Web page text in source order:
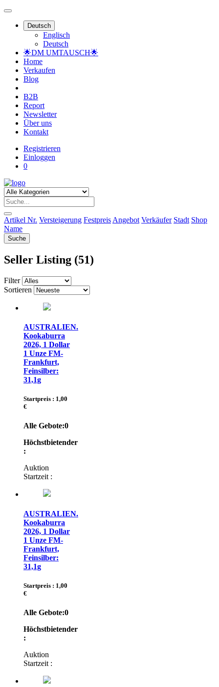
Deutsch
Englisch
Deutsch
🌟DM UMTAUSCH🌟
Home
Verkaufen
Blog
B2B
Report
Newsletter
Über uns
Kontakt
Registrieren
Einloggen
0
Artikel Nr. Versteigerung Festpreis Angebot Verkäufer Stadt Shop
Name
Seller Listing (51)
Filter
Sortieren
AUSTRALIEN.
Kookaburra
2026, 1 Dollar
1 Unze FM-
Frankfurt,
Feinsilber:
31,1g
Startpreis : 1,00
€
Alle Gebote:0
Höchstbietender
:
Auktion
Startzeit :
AUSTRALIEN.
Kookaburra
2026, 1 Dollar
1 Unze FM-
Frankfurt,
Feinsilber:
31,1g
Startpreis : 1,00
€
Alle Gebote:0
Höchstbietender
:
Auktion
Startzeit :